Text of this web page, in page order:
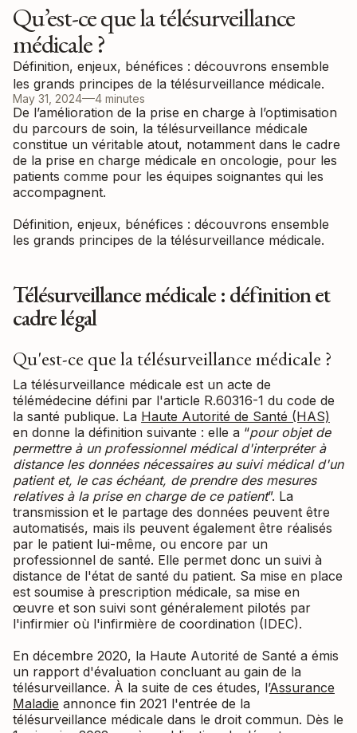
Qu’est-ce que la télésurveillance
médicale ?
Définition, enjeux, bénéfices : découvrons ensemble
les grands principes de la télésurveillance médicale.
May 31, 2024 4 minutes
De l’amélioration de la prise en charge à l’optimisation
du parcours de soin, la télésurveillance médicale
constitue un véritable atout, notamment dans le cadre
de la prise en charge médicale en oncologie, pour les
patients comme pour les équipes soignantes qui les
accompagnent.
Définition, enjeux, bénéfices : découvrons ensemble
les grands principes de la télésurveillance médicale.
Télésurveillance médicale : définition et
cadre légal
Qu'est-ce que la télésurveillance médicale ?
La télésurveillance médicale est un acte de
télémédecine défini par l'article R.60316-1 du code de
la santé publique. La Haute Autorité de Santé (HAS)
en donne la définition suivante : elle a “pour objet de
permettre à un professionnel médical d'interpréter à
distance les données nécessaires au suivi médical d'un
patient et, le cas échéant, de prendre des mesures
relatives à la prise en charge de ce patient”. La
transmission et le partage des données peuvent être
automatisés, mais ils peuvent également être réalisés
par le patient lui-même, ou encore par un
professionnel de santé. Elle permet donc un suivi à
distance de l'état de santé du patient. Sa mise en place
est soumise à prescription médicale, sa mise en
œuvre et son suivi sont généralement pilotés par
l'infirmier où l'infirmière de coordination (IDEC).
En décembre 2020, la Haute Autorité de Santé a émis
un rapport d'évaluation concluant au gain de la
télésurveillance. À la suite de ces études, l’Assurance
Maladie annonce fin 2021 l'entrée de la
télésurveillance médicale dans le droit commun. Dès le